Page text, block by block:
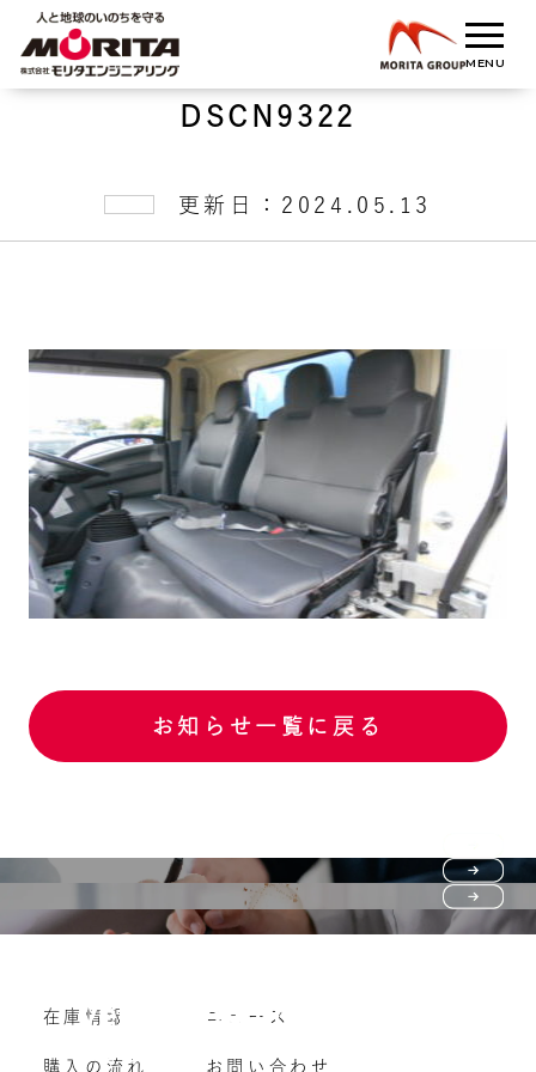
DSCN9322
更新日：2024.05.13
お知らせ一覧に戻る
購入の流れ
よくいただくご質問
Vehicle purchase
車両買い取り
在庫情報
購入の流れ
ニュース
お問い合わせ